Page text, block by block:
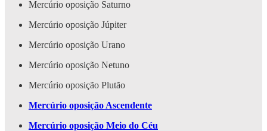
Mercúrio oposição Saturno
Mercúrio oposição Júpiter
Mercúrio oposição Urano
Mercúrio oposição Netuno
Mercúrio oposição Plutão
Mercúrio oposição Ascendente
Mercúrio oposição Meio do Céu